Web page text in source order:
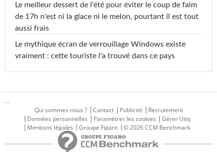
Le meilleur dessert de l'été pour éviter le coup de faim
de 17h n'est ni la glace ni le melon, pourtant il est tout
aussi frais
Le mythique écran de verrouillage Windows existe
vraiment : cette touriste l'a trouvé dans ce pays
...
Qui sommes-nous ?
Contact Publicité
Recrutement
Données personnelles
Paramétrer les cookies
Gérer Utiq
Mentions légales
Groupe Figaro © 2026 CCM Benchmark